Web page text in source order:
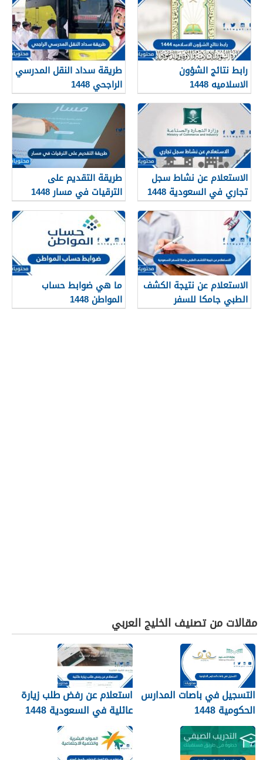
رابط نتائج الشؤون
الاسلاميه 1448
طريقة سداد النقل المدرسي
الراجحي 1448
الاستعلام عن نشاط سجل
تجاري في السعودية 1448
طريقة التقديم على
الترقيات في مسار 1448
الاستعلام عن نتيجة الكشف
الطبي جامكا للسفر
للسعودية 1448
ما هي ضوابط حساب
المواطن 1448
مقالات من تصنيف الخليج العربي
التسجيل في باصات المدارس
الحكومية 1448
استعلام عن رفض طلب زيارة
عائلية في السعودية 1448
الرابط والطريقة